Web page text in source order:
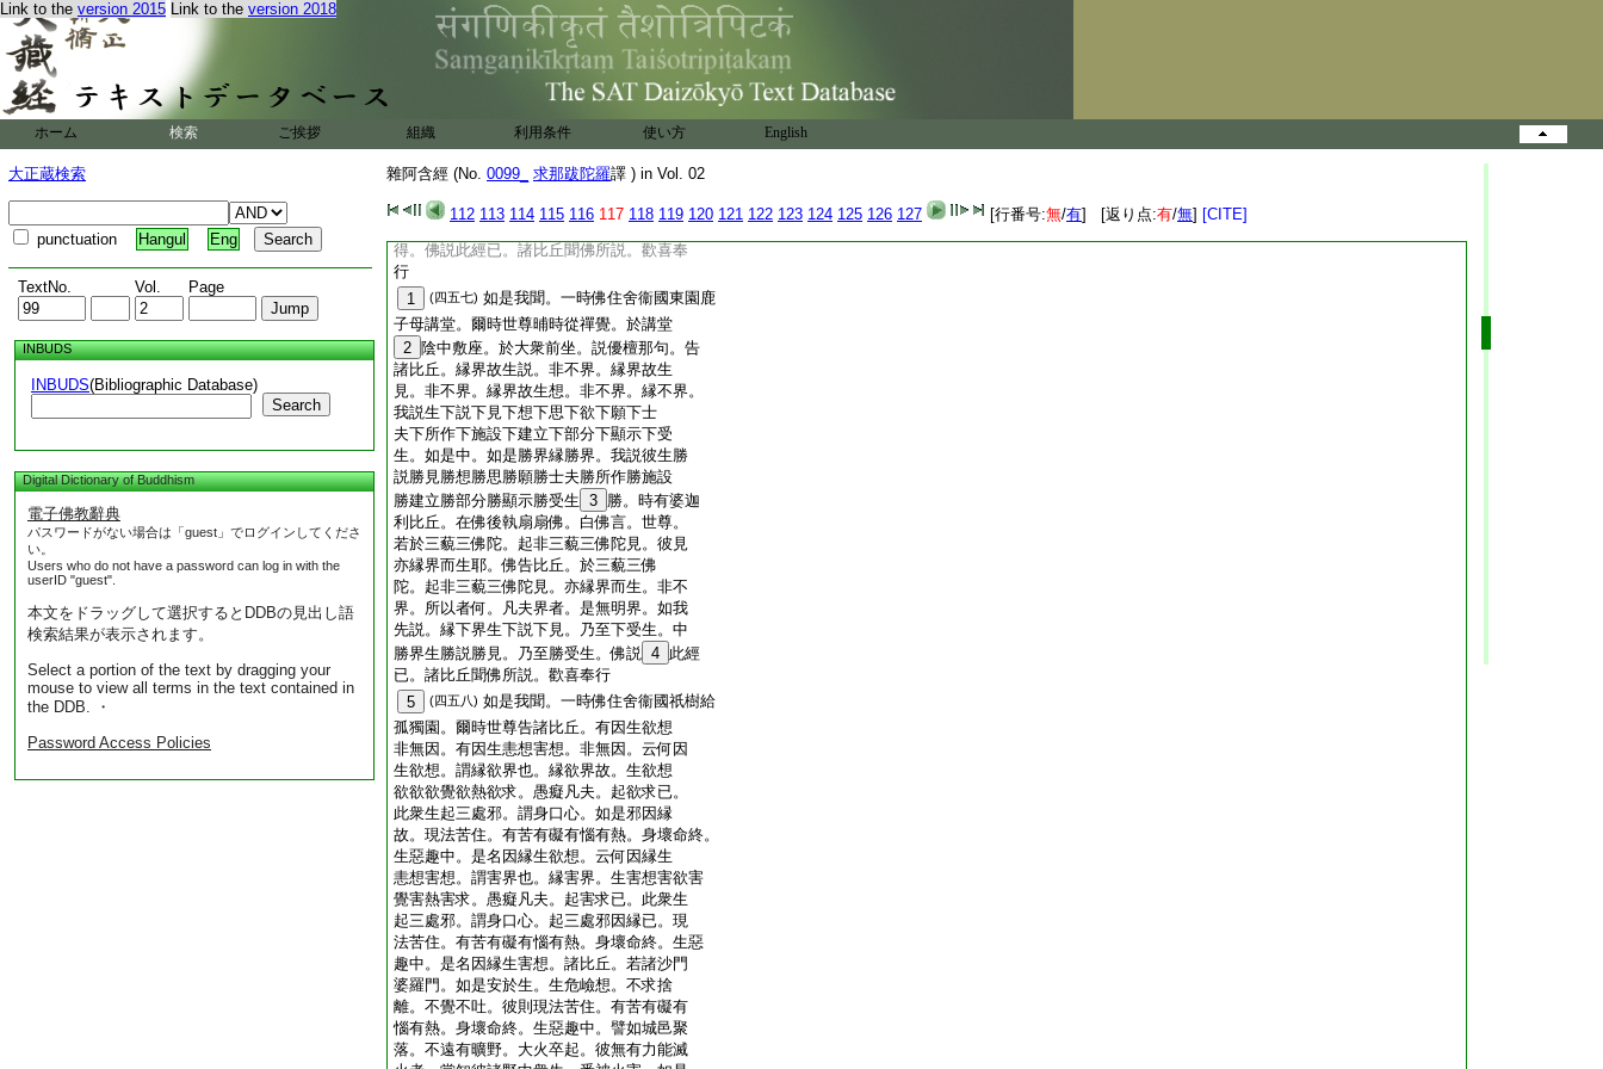
Link to the version 2015 Link to the version 2018
ホーム 検索 ご挨拶 組織 利用条件 使い方 English
大正蔵検索
punctuation Hangul Eng
TextNo. Vol. Page
INBUDS
INBUDS(Bibliographic Database)
Search
Digital Dictionary of Buddhism
電子佛教辭典
パスワードがない場合は「guest」でログインしてくださ
い。
Users who do not have a password can log in with the
userID "guest".
本文をドラッグして選択するとDDBの見出し語
検索結果が表示されます。
Select a portion of the text by dragging your
mouse to view all terms in the text contained in
the DDB. ・
Password Access Policies
雜阿含經 (No. 0099_ 求那跋陀羅譯 ) in Vol. 02
112 113 114 115 116 117 118 119 120 121 122 123 124 125 126 127 [行番号:無/有] [返り点:有/無] [CITE]
界。如此諸界。何因縁可知。佛告比丘。彼光
界者。縁闇故可知。淨界縁不淨故可知。
無量空入處界者。縁色故可知。無量識入處
9 内故可知。無所有入處界者。縁
所有可知。非想非非想入處界者。縁有
第一故可知。滅界者。縁有身可知。諸比
丘白佛言。世尊。彼光界乃至滅界。以何正
受而得。佛告比丘。彼光界淨界。無量空入
處界。無量識入處界。無所有入處界。此諸界。
於自行正受而得。非想非非想入處界於第
得。佛説此經已。諸比丘聞佛所説。歡喜奉
行
1
(四五七) 如是我聞。一時佛住舍衞國東園鹿
子母講堂。爾時世尊晡時從禪覺。於講堂
2 陰中敷座。於大衆前坐。説優檀那句。告
諸比丘。縁界故生説。非不界。縁界故生
見。非不界。縁界故生想。非不界。縁不界。
我説生下説下見下想下思下欲下願下士
夫下所作下施設下建立下部分下顯示下受
生。如是中。如是勝界縁勝界。我説彼生勝
説勝見勝想勝思勝願勝士夫勝所作勝施設
勝建立勝部分勝顯示勝受生 3 勝。時有婆迦
利比丘。在佛後執扇扇佛。白佛言。世尊。
若於三藐三佛陀。起非三藐三佛陀見。彼見
亦縁界而生耶。佛告比丘。於三藐三佛
陀。起非三藐三佛陀見。亦縁界而生。非不
界。所以者何。凡夫界者。是無明界。如我
先説。縁下界生下説下見。乃至下受生。中
勝界生勝説勝見。乃至勝受生。佛説 4 此經
已。諸比丘聞佛所説。歡喜奉行
5
(四五八) 如是我聞。一時佛住舍衞國祇樹給
孤獨園。爾時世尊告諸比丘。有因生欲想
非無因。有因生恚想害想。非無因。云何因
生欲想。謂縁欲界也。縁欲界故。生欲想
欲欲欲覺欲熱欲求。愚癡凡夫。起欲求已。
此衆生起三處邪。謂身口心。如是邪因縁
故。現法苦住。有苦有礙有惱有熱。身壞命終。
生惡趣中。是名因縁生欲想。云何因縁生
恚想害想。謂害界也。縁害界。生害想害欲害
覺害熱害求。愚癡凡夫。起害求已。此衆生
起三處邪。謂身口心。起三處邪因縁已。現
法苦住。有苦有礙有惱有熱。身壞命終。生惡
趣中。是名因縁生害想。諸比丘。若諸沙門
婆羅門。如是安於生。生危嶮想。不求捨
離。不覺不吐。彼則現法苦住。有苦有礙有
惱有熱。身壞命終。生惡趣中。譬如城邑聚
落。不遠有曠野。大火卒起。彼無有力能滅